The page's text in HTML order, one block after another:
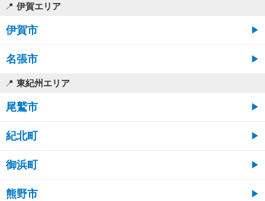
伊賀エリア
伊賀市
名張市
東紀州エリア
尾鷲市
紀北町
御浜町
熊野市